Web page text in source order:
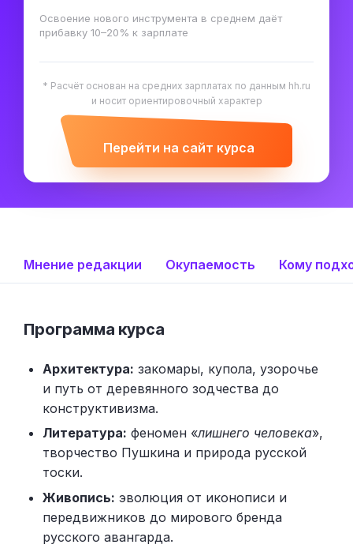
Освоение нового инструмента в среднем даёт
прибавку 10–20% к зарплате
* Расчёт основан на средних зарплатах по данным hh.ru
и носит ориентировочный характер
Перейти на сайт курса
Мнение редакции Окупаемость Кому
Программа курса
Архитектура: закомары, купола, узорочье
и путь от деревянного зодчества до
конструктивизма.
Литература: феномен «лишнего человека»,
творчество Пушкина и природа русской
тоски.
Живопись: эволюция от иконописи и
передвижников до мирового бренда
русского авангарда.